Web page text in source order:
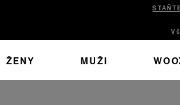
ŽENY MUŽI